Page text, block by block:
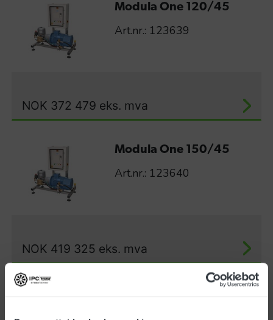
Modula One 120/45
Art.nr.: 123639
NOK 372 479 eks. mva
Modula One 150/45
Art.nr.: 123640
NOK 419 325 eks. mva
Art.nr.: 123636